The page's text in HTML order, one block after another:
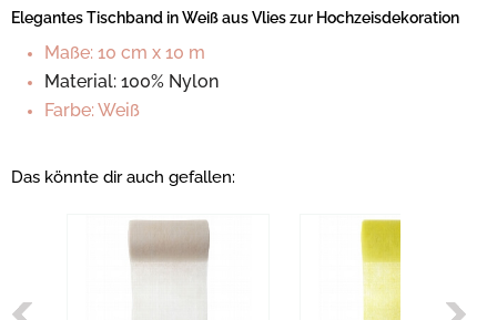
Elegantes Tischband in Weiß aus Vlies zur Hochzeisdekoration
Maße: 10 cm x 10 m
Material: 100% Nylon
Farbe: Weiß
Das könnte dir auch gefallen: